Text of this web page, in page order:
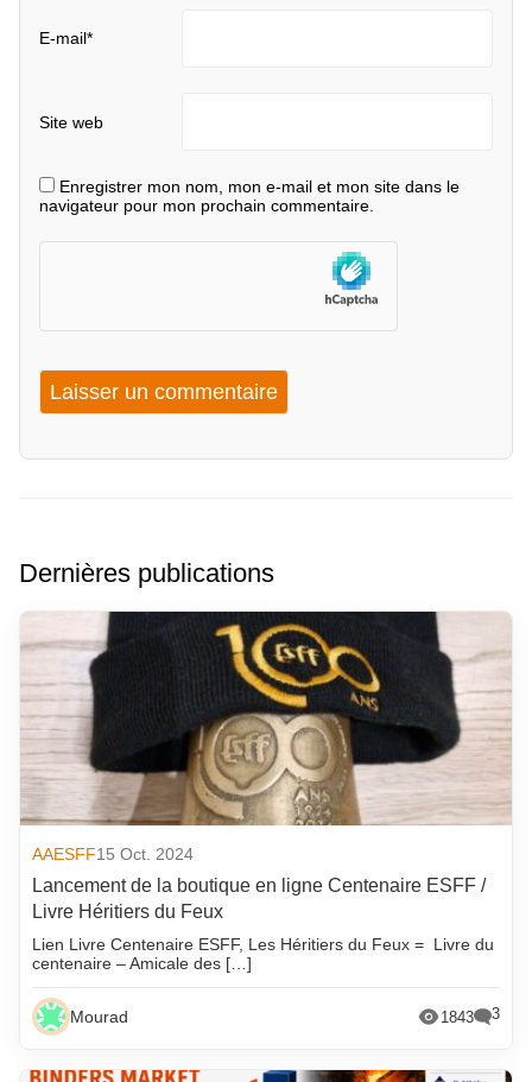
E-mail*
Site web
Enregistrer mon nom, mon e-mail et mon site dans le
navigateur pour mon prochain commentaire.
Dernières publications
AAESFF15 Oct. 2024
Lancement de la boutique en ligne Centenaire ESFF /
Livre Héritiers du Feux
Lien Livre Centenaire ESFF, Les Héritiers du Feux = Livre du
centenaire – Amicale des […]
Mourad 1843 3